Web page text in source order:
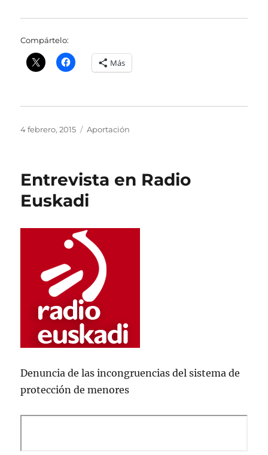
Compártelo:
Más
Publicado
4 febrero, 2015 Categorías
Aportación
Entrevista en Radio
Euskadi
Denuncia de las incongruencias del sistema de
protección de menores